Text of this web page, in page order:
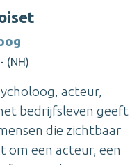
(NH)
acteur,
bedrijfsleven geeft
die zichtbaar
om een acteur, een